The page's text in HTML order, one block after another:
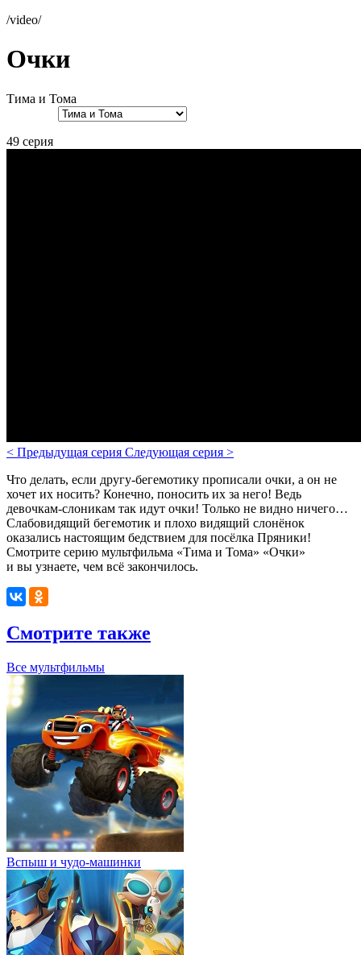
/video/
Очки
Тима и Тома
49 серия
< Предыдущая серия Следующая серия >
Что делать, если другу-бегемотику прописали очки, а он не
хочет их носить? Конечно, поносить их за него! Ведь
девочкам-слоникам так идут очки! Только не видно ничего…
Слабовидящий бегемотик и плохо видящий слонёнок
оказались настоящим бедствием для посёлка Пряники!
Смотрите серию мультфильма «Тима и Тома» «Очки»
и вы узнаете, чем всё закончилось.
Смотрите также
Все мультфильмы
Вспыш и чудо-машинки